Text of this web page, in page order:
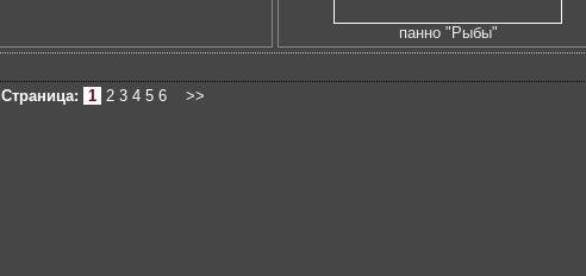
панно "Рыбы"
Страница: 1 2 3 4 5 6 >>